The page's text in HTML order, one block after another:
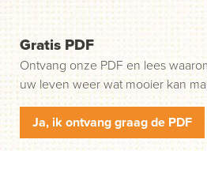
Gratis PDF
Ontvang onze PDF en lees
uw leven weer wat mooier kan
Ja, ik ontvang graag de PDF